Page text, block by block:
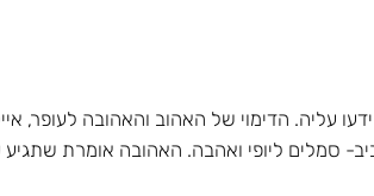
עליה. הדימוי של האהוב והאהובה לעופר,
סמלים ליופי ואהבה. האהובה אומרת